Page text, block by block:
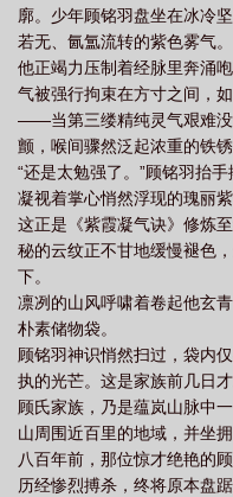
廓。少年顾铭羽盘坐在冰冷
若无、氤氲流转的紫色雾气。
他正竭力压制着经脉里奔涌
气被强行拘束在方寸之间，
——当第三缕精纯灵气艰难没
颤，喉间骤然泛起浓重的铁锈
“还是太勉强了。”顾铭羽抬
凝视着掌心悄然浮现的瑰丽紫
这正是《紫霞凝气诀》修炼
秘的云纹正不甘地缓慢褪色
下。
凛冽的山风呼啸着卷起他玄
朴素储物袋。
顾铭羽神识悄然扫过，袋内
执的光芒。这是家族前几日
顾氏家族，乃是蕴岚山脉中
山周围近百里的地域，并坐
八百年前，那位惊才绝艳的
历经惨烈搏杀，终将原本盘